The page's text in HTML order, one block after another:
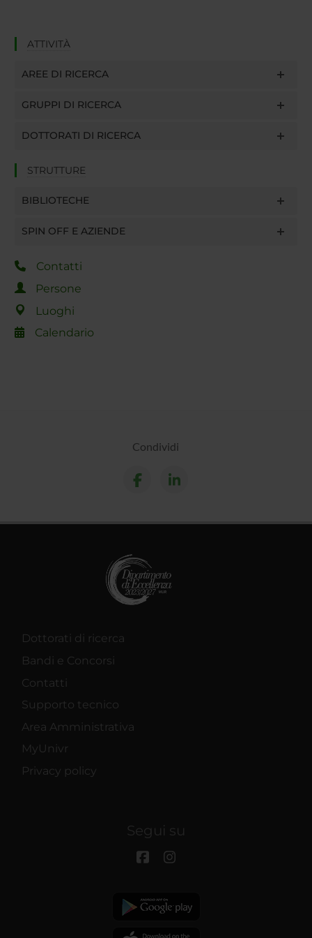
ATTIVITÀ
AREE DI RICERCA
GRUPPI DI RICERCA
DOTTORATI DI RICERCA
STRUTTURE
BIBLIOTECHE
SPIN OFF E AZIENDE
Contatti
Persone
Luoghi
Calendario
Condividi
Dottorati di ricerca
Bandi e Concorsi
Contatti
Supporto tecnico
Area Amministrativa
MyUnivr
Privacy policy
Segui su